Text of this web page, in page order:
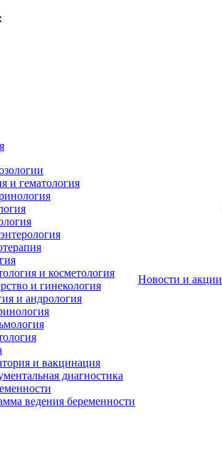
и гематология
и косметология
и гинекология
и андрология
и вакцинация
диагностика
ведения беременности
Новости и акции